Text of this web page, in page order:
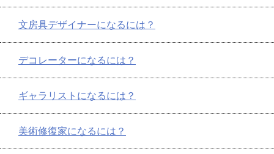
文房具デザイナーになるには？
デコレーターになるには？
ギャラリストになるには？
美術修復家になるには？